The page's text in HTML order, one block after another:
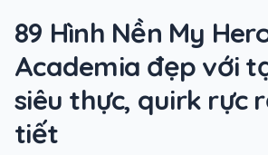
89 Hình Nền My
Academia đẹp với
siêu thực, quirk rực
tiết